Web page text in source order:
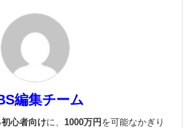
編集チーム
心者向けに、 1000万円 を可能なかぎり